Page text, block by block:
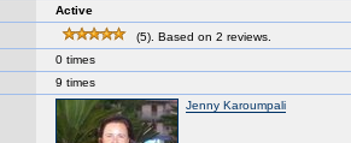
Active
(5). Based on 2 reviews.
0 times
9 times
Jenny Karoumpali